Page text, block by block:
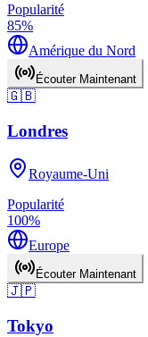
Popularité
85%
Amérique du Nord
Écouter Maintenant
🇬🇧
Londres
Royaume-Uni
Popularité
100%
Europe
Écouter Maintenant
🇯🇵
Tokyo